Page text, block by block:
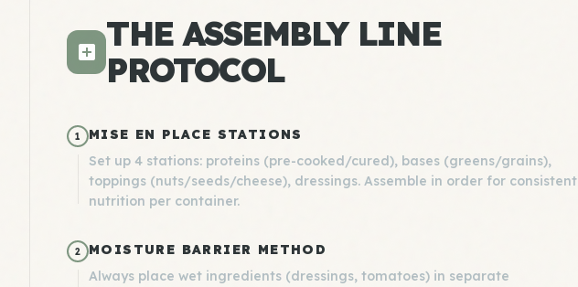
THE ASSEMBLY LINE
PROTOCOL
1
MISE EN PLACE STATIONS
Set up 4 stations: proteins (pre-cooked/cured), bases (greens/grains),
toppings (nuts/seeds/cheese), dressings. Assemble in order for consistent
nutrition per container.
2
MOISTURE BARRIER METHOD
Always place wet ingredients (dressings, tomatoes) in separate